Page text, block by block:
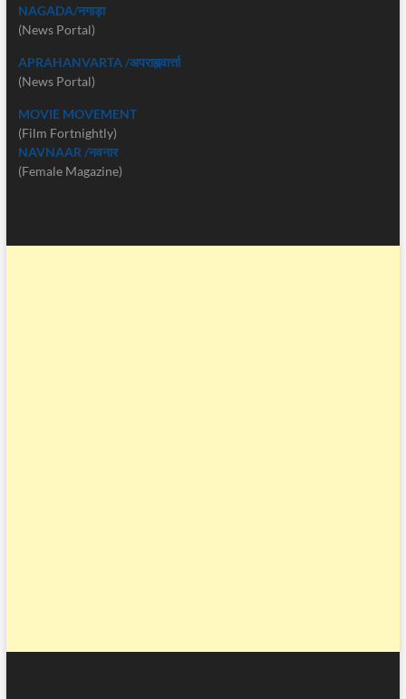
NAGADA/नगाड़ा
(News Portal)
APRAHANVARTA /अपराह्नवार्त्ता
(News Portal)
MOVIE MOVEMENT
(Film Fortnightly)
NAVNAAR /नवनार
(Female Magazine)